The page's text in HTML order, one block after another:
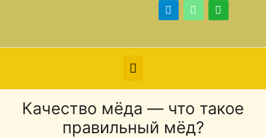
telegrammail whatsapp
Секция
под
шапкой
Качество мёда — что такое
правильный мёд?